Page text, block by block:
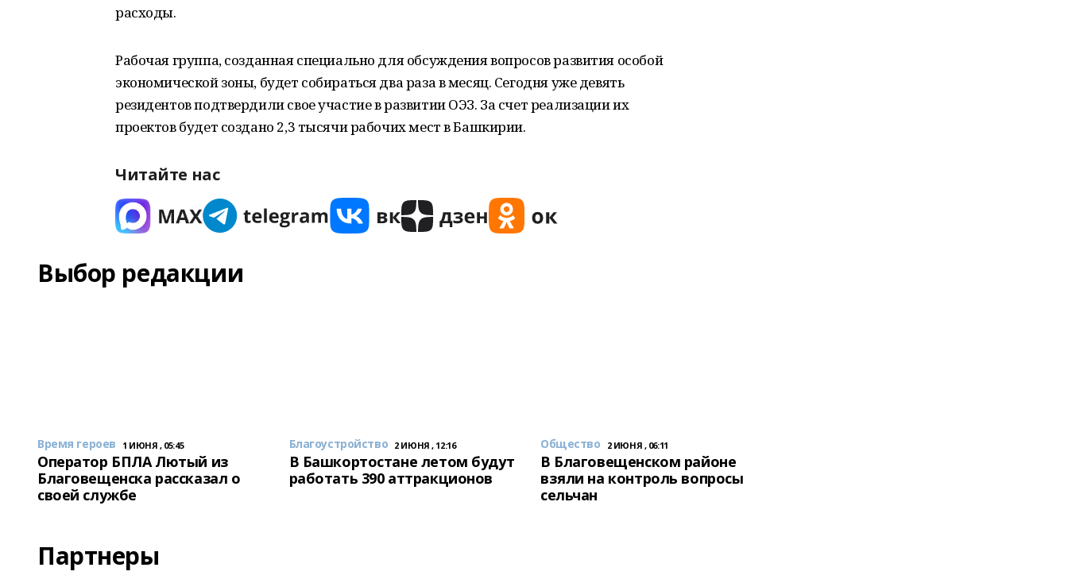
расходы.
Рабочая группа, созданная специально для обсуждения вопросов развития особой
экономической зоны, будет собираться два раза в месяц. Сегодня уже девять
резидентов подтвердили свое участие в развитии ОЭЗ. За счет реализации их
проектов будет создано 2,3 тысячи рабочих мест в Башкирии.
Читайте нас
Выбор редакции
Время героев 1 ИЮНЯ , 05:45
Оператор БПЛА Лютый из
Благовещенска рассказал о
своей службе
Благоустройство 2 ИЮНЯ , 12:16
В Башкортостане летом будут
работать 390 аттракционов
Общество 2 ИЮНЯ , 06:11
В Благовещенском районе
взяли на контроль вопросы
сельчан
Партнеры